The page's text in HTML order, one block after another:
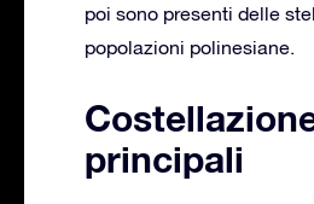
poi sono presenti delle
popolazioni polinesiane.
principali